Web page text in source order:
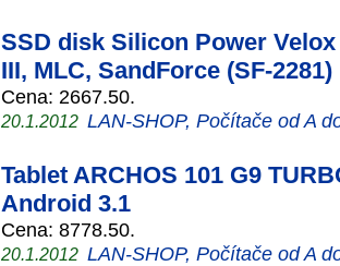
SSD disk Silicon Power Velox
III, MLC, SandForce (SF-2281)
Cena: 2667.50.
20.1.2012 LAN-SHOP, Počítače od A
Tablet ARCHOS 101 G9
Android 3.1
Cena: 8778.50.
20.1.2012 LAN-SHOP, Počítače od A